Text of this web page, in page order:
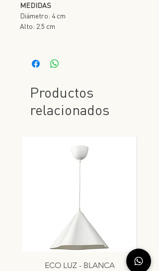
MEDIDAS
Diámetro: 4 cm
Alto: 2.5 cm
Productos
relacionados
ECO LUZ - BLANCA